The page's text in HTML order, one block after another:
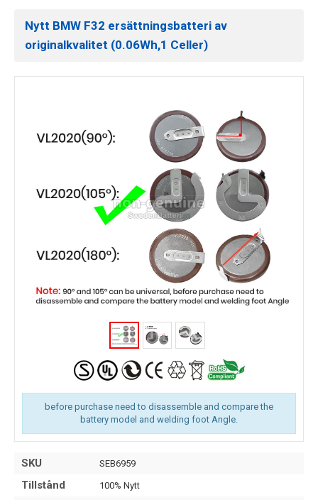
Nytt BMW F32 ersättningsbatteri av
originalkvalitet (0.06Wh,1 Celler)
before purchase need to disassemble and compare the
battery model and welding foot Angle.
SKU SEB6959
Tillstånd 100% Nytt